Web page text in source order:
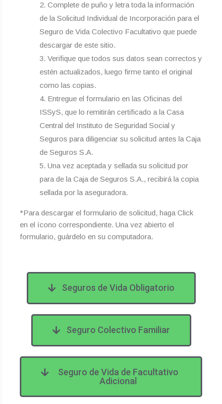
Complete de puño y letra toda la información
de la Solicitud Individual de Incorporación para el
Seguro de Vida Colectivo Facultativo que puede
descargar de este sitio.
Verifique que todos sus datos sean correctos y
estén actualizados, luego firme tanto el original
como las copias.
Entregue el formulario en las Oficinas del
ISSyS, que lo remitirán certificado a la Casa
Central del Instituto de Seguridad Social y
Seguros para diligenciar su solicitud antes la Caja
de Seguros S.A.
Una vez aceptada y sellada su solicitud por
para de la Caja de Seguros S.A., recibirá la copia
sellada por la aseguradora.
*Para descargar el formulario de solicitud, haga Click
en el ícono correspondiente. Una vez abierto el
formulario, guárdelo en su computadora.
Seguros de Vida Obligatorio
Seguro Colectivo Familiar
Seguro de Vida de Facultativo
Adicional